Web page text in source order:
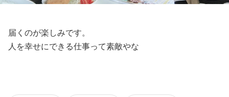
届くのが楽しみです。
人を幸せにできる仕事って素敵やな